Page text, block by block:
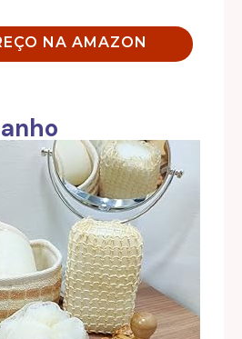
NA AMAZON